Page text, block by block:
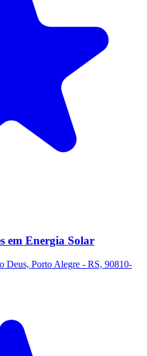
em Energia Solar
Deus, Porto Alegre - RS, 90810-